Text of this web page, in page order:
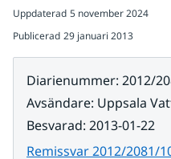
Uppdaterad 5 november 2024
Publicerad 29 januari 2013
Diarienummer: 2012/
Avsändare: Uppsala
Besvarad: 2013-01-22
Remissvar 2012/2081/